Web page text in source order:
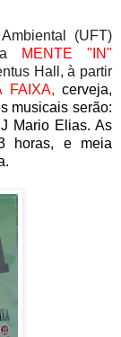
(UFT)
MENTE "IN"
Hall, à partir
FAIXA, cerveja,
musicais serão:
Mario Elias. As
horas, e meia